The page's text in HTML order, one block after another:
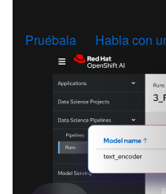
Pruébala Habla con